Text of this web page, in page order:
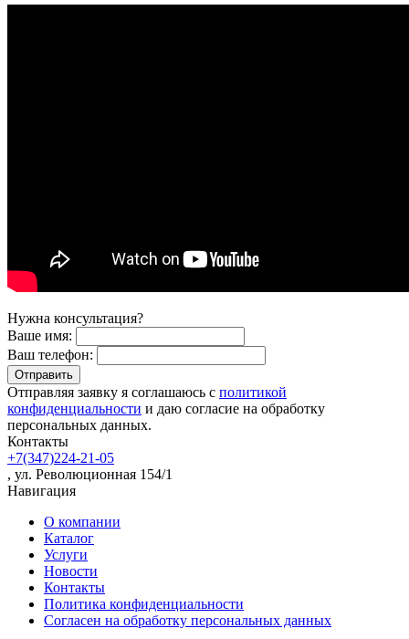
Нужна консультация?
Ваше имя:
Ваш телефон:
Отправляя заявку я соглашаюсь с политикой
конфиденциальности и даю согласие на обработку
персональных данных.
Контакты
+7(347)224-21-05
, ул. Революционная 154/1
Навигация
О компании
Каталог
Услуги
Новости
Контакты
Политика конфиденциальности
Согласен на обработку персональных данных